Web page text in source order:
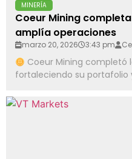
MINERÍA
Coeur Mining
amplía operaciones
marzo 20, 2026 3:43 pm
Coeur Mining completó
fortaleciendo su portafolio